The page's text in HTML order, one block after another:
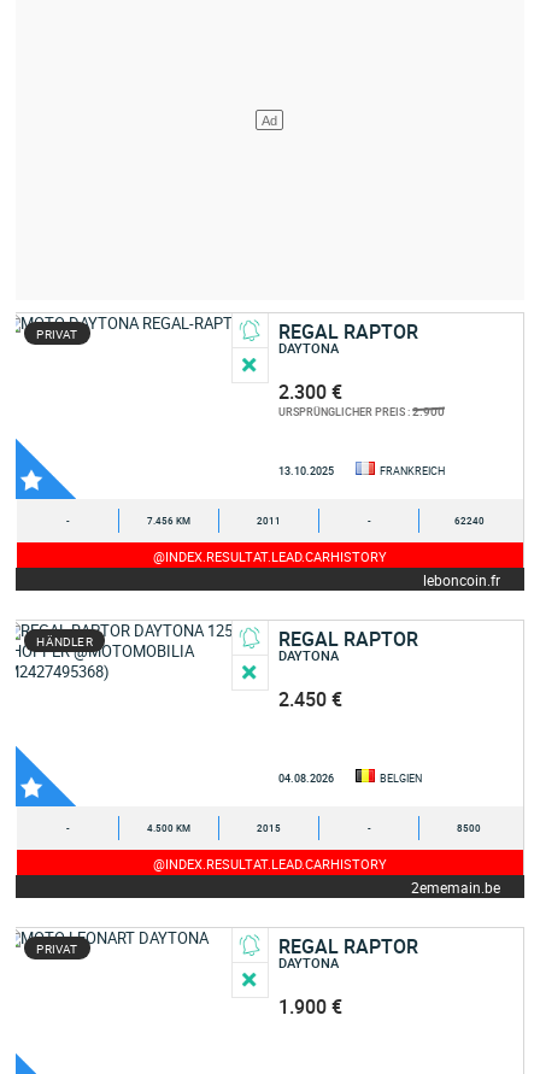
PRIVAT REGAL RAPTOR
DAYTONA
2.300 €
URSPRÜNGLICHER PREIS :2.900
13.10.2025 FRANKREICH
- 7.456 KM 2011 - 62240
@INDEX.RESULTAT.LEAD.CARHISTORY
leboncoin.fr
HÄNDLER REGAL RAPTOR
DAYTONA
2.450 €
04.08.2026 BELGIEN
- 4.500 KM 2015 - 8500
@INDEX.RESULTAT.LEAD.CARHISTORY
2ememain.be
PRIVAT REGAL RAPTOR
DAYTONA
1.900 €